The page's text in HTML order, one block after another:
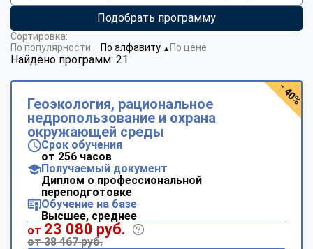
Подобрать программу
Найдено программ: 21
Сортировка:
По популярности
По алфавиту ▼ По цене
Геоэкология, рациональное
недропользование и охрана
окружающей среды
Срок обучения
от 256 часов
Получаемый документ
Диплом о профессиональной
переподготовке
Обучение на базе
Высшее, среднее
от 23 080 руб.
от 38 467 руб.
- 40%